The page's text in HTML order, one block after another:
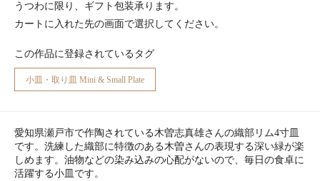
うつわに限り、ギフト包装承ります。
カートに入れた先の画面で選択してください。
この作品に登録されているタグ
小皿・取り皿 Mini & Small Plate
愛知県瀬戸市で作陶されている木曽志真雄さんの織部リム4寸皿
です。洗練した織部に特徴のある木曽さんの表現する深い緑が楽
しめます。油物などの染み込みの心配がないので、毎日の食卓に
活躍する小皿です。